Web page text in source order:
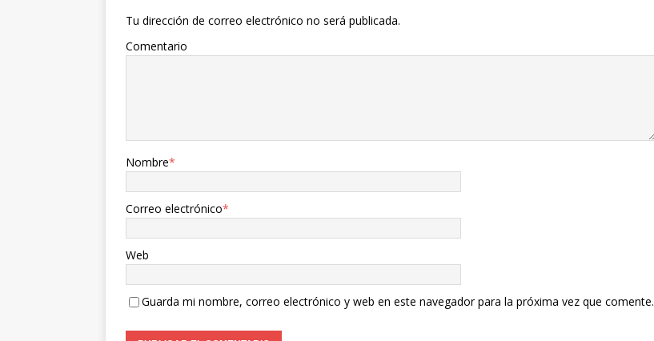
Tu dirección de correo electrónico no será publicada.
Comentario
Nombre*
Correo electrónico*
Web
Guarda mi nombre, correo electrónico y web en este navegador para la próxima vez que comente.